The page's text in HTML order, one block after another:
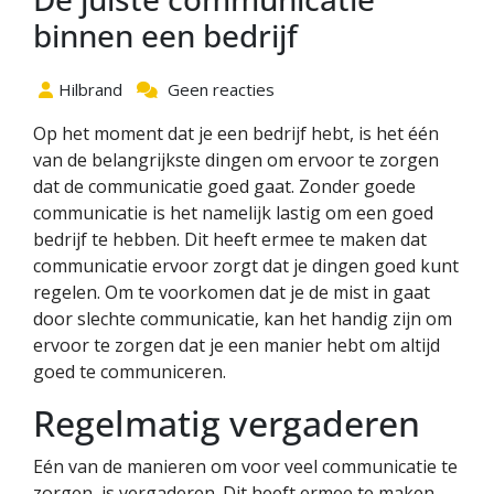
binnen een bedrijf
Hilbrand Geen reacties
Op het moment dat je een bedrijf hebt, is het één
van de belangrijkste dingen om ervoor te zorgen
dat de communicatie goed gaat. Zonder goede
communicatie is het namelijk lastig om een goed
bedrijf te hebben. Dit heeft ermee te maken dat
communicatie ervoor zorgt dat je dingen goed kunt
regelen. Om te voorkomen dat je de mist in gaat
door slechte communicatie, kan het handig zijn om
ervoor te zorgen dat je een manier hebt om altijd
goed te communiceren.
Regelmatig vergaderen
Eén van de manieren om voor veel communicatie te